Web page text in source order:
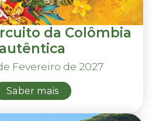
da Colômbia
autêntica
Fevereiro de 2027
Saber mais